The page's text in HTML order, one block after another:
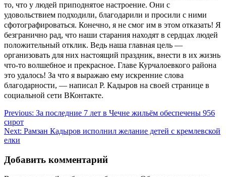
то, что у людей приподнятое настроение. Они с
удовольствием подходили, благодарили и просили с ними
сфотографироваться. Конечно, я не смог им в этом отказать! Я
безгранично рад, что наши старания находят в сердцах людей
положительный отклик. Ведь наша главная цель —
организовать для них настоящий праздник, внести в их жизнь
что-то волшебное и прекрасное. Главе Курчалоевкого района
это удалось! За что я выражаю ему искренние слова
благодарности, — написал Р. Кадыров на своей странице в
социальной сети ВКонтакте.
Навигация
по
записям
Previous: За последние 7 лет в Чечне жильём обеспечены 956
сирот
Next: Рамзан Кадыров исполнил желание детей с кремлевской
елки
Добавить комментарий